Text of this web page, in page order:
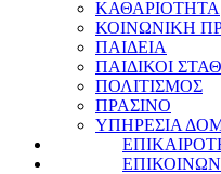
ΚΑΘΑΡΙΟΤΗΤΑ
ΚΟΙΝΩΝΙΚΗ
ΠΑΙΔΕΙΑ
ΠΑΙΔΙΚΟΙ
ΠΟΛΙΤΙΣΜΟΣ
ΠΡΑΣΙΝΟ
ΥΠΗΡΕΣΙΑ